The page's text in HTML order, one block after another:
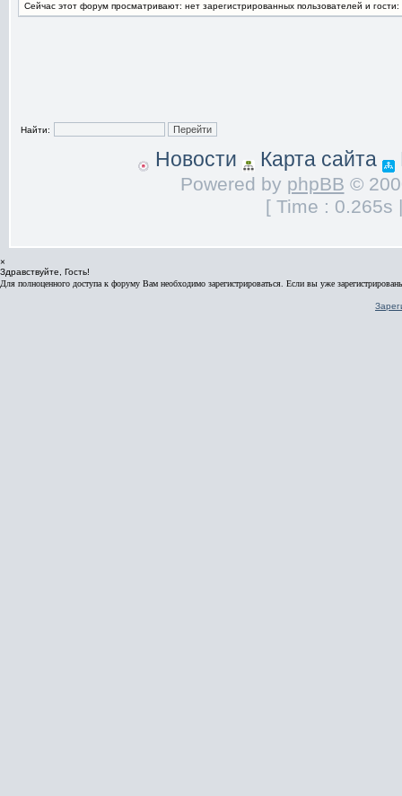
Сейчас этот форум просматривают: нет зарегистрированных пользователей и гости:
Найти:
Новости Карта сайта
Powered by phpBB ©
[ Time : 0.265s
×
Здравствуйте, Гость!
Для полноценного доступа к форуму Вам необходимо зарегистрироваться. Если вы уже